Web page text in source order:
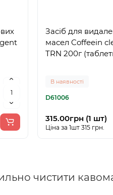
Засіб для
масел Coffeein
TRN 200г
В наявності
D61006
315.00грн (1 шт)
Ціна за 1шт 315 грн.
чистити